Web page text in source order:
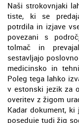
Naši strokovnjaki
tiste, ki se
potrdila in izjave
povezani s
tolmač in
sestavljajo
medicinsko in
Poleg tega lahko
v estonski jezik za
overitev z žigom
Kadar dokument,
poseduje tudi žig